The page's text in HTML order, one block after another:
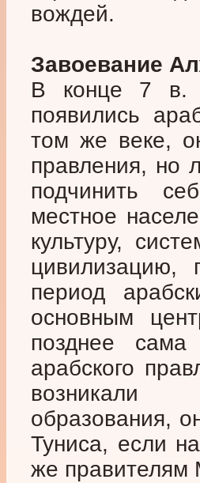
вождей.
Завоевание
В конце 7 в.
появились
том же веке,
правления, но
подчинить
местное
культуру,
период
основным
позднее
арабского
возникали
образования,
Туниса, если
же правителям